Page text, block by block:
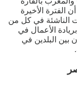
2025. وذكر علي، أن الفترة الأخيرة
الناشئة في كل من
الأعمال في
بين البلدين في